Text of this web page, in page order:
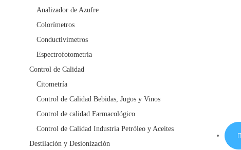
Analizador de Azufre
Colorímetros
Conductivímetros
Espectrofotometría
Control de Calidad
Citometría
Control de Calidad Bebidas, Jugos y Vinos
Control de calidad Farmacológico
Control de Calidad Industria Petróleo y Aceites
Destilación y Desionización